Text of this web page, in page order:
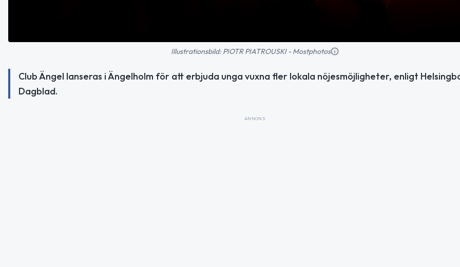
Illustrationsbild: PIOTR PIATROUSKI - Mostphotos
Club Ängel lanseras i Ängelholm för att erbjuda unga vuxna fler lokala nöjesmöjligheter, enligt
Dagblad.
ANNONS